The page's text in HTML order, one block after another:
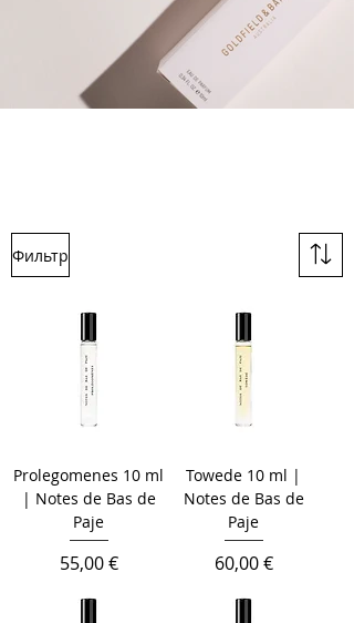
Фильтр
Prolegomenes 10 ml
| Notes de Bas de
Paje
Цена
55,00 €
Towede 10 ml |
Notes de Bas de
Paje
Цена
60,00 €